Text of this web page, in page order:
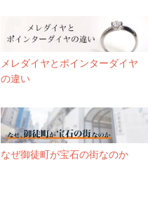
メレダイヤとポインターダイヤ
の違い
なぜ御徒町が宝石の街なのか